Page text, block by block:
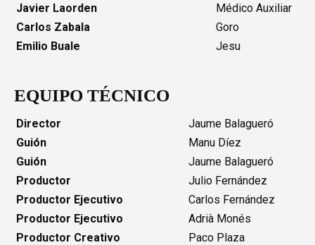
Javier Laorden
Médico Auxiliar
Carlos Zabala
Goro
Emilio Buale
Jesu
EQUIPO TÉCNICO
Director
Jaume Balagueró
Guión
Manu Díez
Guión
Jaume Balagueró
Productor
Julio Fernández
Productor Ejecutivo
Carlos Fernández
Productor Ejecutivo
Adrià Monés
Productor Creativo
Paco Plaza